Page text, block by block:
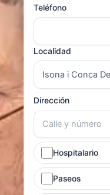
Teléfono
Localidad
Dirección
Hospitalario
Paseos